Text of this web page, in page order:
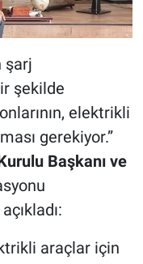
şarj
şekilde
elektrikli
gerekiyor.”
Başkanı ve
araçlar için